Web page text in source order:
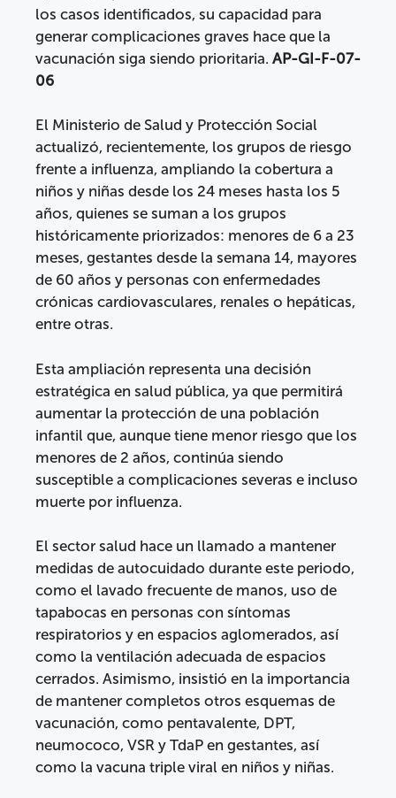
los casos identificados, su capacidad para
generar complicaciones graves hace que la
vacunación siga siendo prioritaria. AP-GI-F-07-
06
El Ministerio de Salud y Protección Social
actualizó, recientemente, los grupos de riesgo
frente a influenza, ampliando la cobertura a
niños y niñas desde los 24 meses hasta los 5
años, quienes se suman a los grupos
históricamente priorizados: menores de 6 a 23
meses, gestantes desde la semana 14, mayores
de 60 años y personas con enfermedades
crónicas cardiovasculares, renales o hepáticas,
entre otras.
Esta ampliación representa una decisión
estratégica en salud pública, ya que permitirá
aumentar la protección de una población
infantil que, aunque tiene menor riesgo que los
menores de 2 años, continúa siendo
susceptible a complicaciones severas e incluso
muerte por influenza.
El sector salud hace un llamado a mantener
medidas de autocuidado durante este periodo,
como el lavado frecuente de manos, uso de
tapabocas en personas con síntomas
respiratorios y en espacios aglomerados, así
como la ventilación adecuada de espacios
cerrados. Asimismo, insistió en la importancia
de mantener completos otros esquemas de
vacunación, como pentavalente, DPT,
neumococo, VSR y TdaP en gestantes, así
como la vacuna triple viral en niños y niñas.